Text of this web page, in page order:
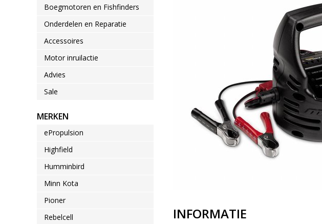
Boegmotoren en Fishfinders
Onderdelen en Reparatie
Accessoires
Motor inruilactie
Advies
Sale
MERKEN
ePropulsion
Highfield
Humminbird
Minn Kota
Pioner
Rebelcell
INFORMATIE